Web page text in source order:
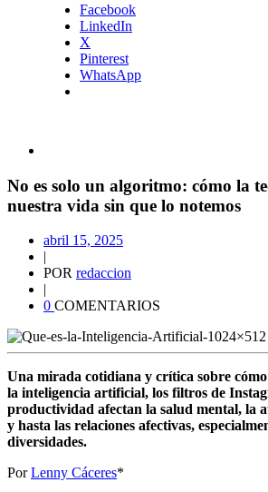
Facebook
LinkedIn
X
Pinterest
WhatsApp
No es solo un algoritmo: cómo la
nuestra vida sin que lo notemos
abril 15, 2025
|
POR redaccion
|
0 COMENTARIOS
Una mirada cotidiana y crítica sobre
la inteligencia artificial, los filtros de
productividad afectan la salud mental, la
y hasta las relaciones afectivas,
diversidades.
PorLenny Cáceres*